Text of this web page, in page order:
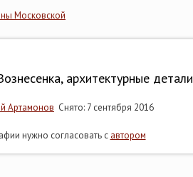
Московской
архитектурные детали
Артамонов Снято: 7 сентября 2016
нужно согласовать с автором